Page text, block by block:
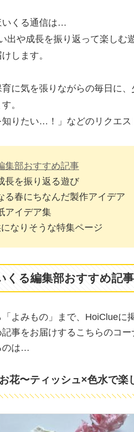
いくる通信は…
出や成長を振り返って楽しむ
します。
に気を張りながらの毎日に
。
知りたい…！」などのリクエス
集部おすすめ記事
長を振り返る遊び
る春にちなんだ製作アイデア
アイデア集
になりそうな特集ページ
くる編集部おすすめ記
「よみもの」まで、HoiClueに
事をお届けするこちらのコー
のは…
花〜ティッシュ×色水で楽